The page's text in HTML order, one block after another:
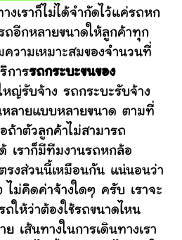
ก็ไม่ได้จำกัดไว้แค่รถหก
ถอีกหลายขนาดให้ลูกค้าทุก
ความเหมาะสมของจำนวนที่
การรถกระบะขนของ
ญ่รับจ้าง รถกระบะรับจ้าง
หลายแบบหลายขนาด ตามที่
ถ้าตัวลูกค้าไม่สามารถ
เราก็มีทีมงานรถหกล้อ
ตรงส่วนนี้เหมือนกัน แน่นอนว่า
ไม่คิดค่าจ้างใดๆ ครับ เราจะ
ถให้ว่าต้องใช้รถขนาดไหน
เส้นทางในการเดินทางเรา